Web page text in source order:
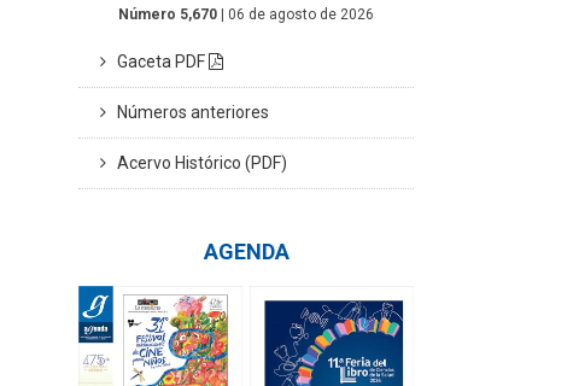
Número 5,670 | 06 de agosto de 2026
Gaceta PDF
Números anteriores
Acervo Histórico (PDF)
AGENDA